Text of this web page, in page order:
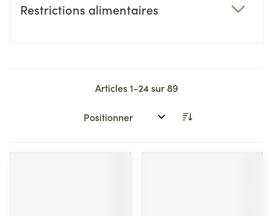
Restrictions alimentaires
Articles1-24sur89
Trier par: